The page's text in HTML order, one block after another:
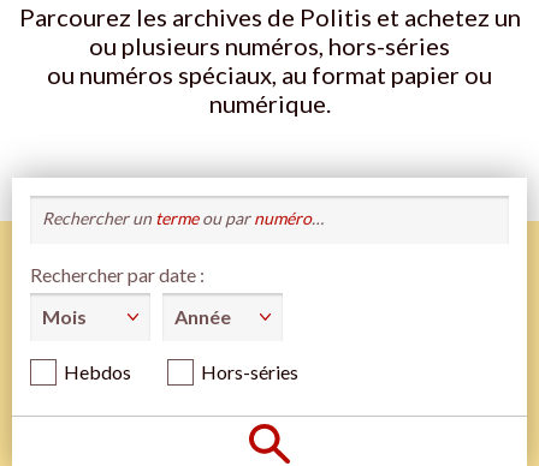
Parcourez les archives de Politis et achetez un
ou plusieurs numéros, hors-séries
ou numéros spéciaux, au format papier ou
numérique.
Rechercher un termeou parnuméro…
Rechercher par date :
Hebdos Hors-séries